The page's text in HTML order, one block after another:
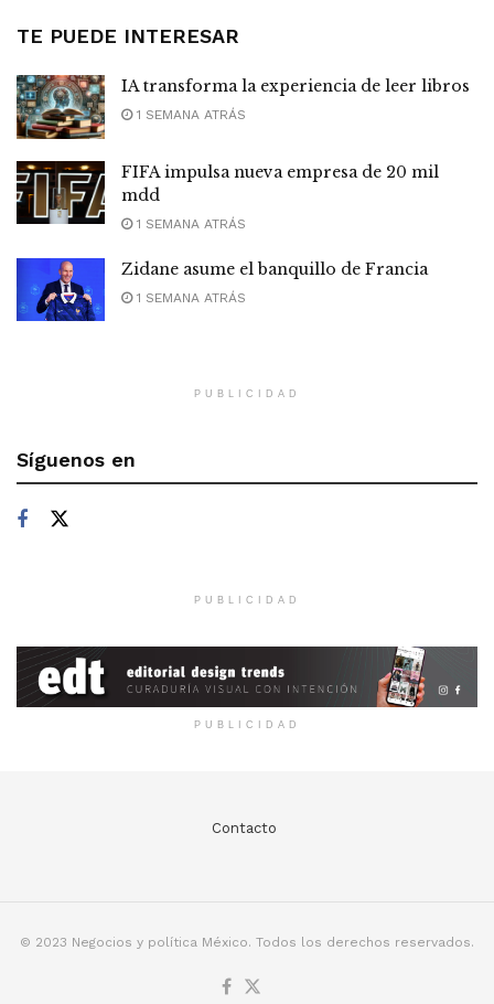
TE PUEDE INTERESAR
IA transforma la experiencia de leer libros
1 SEMANA ATRÁS
FIFA impulsa nueva empresa de 20 mil
mdd
1 SEMANA ATRÁS
Zidane asume el banquillo de Francia
1 SEMANA ATRÁS
PUBLICIDAD
Síguenos en
PUBLICIDAD
PUBLICIDAD
Contacto
© 2023 Negocios y política México. Todos los derechos reservados.